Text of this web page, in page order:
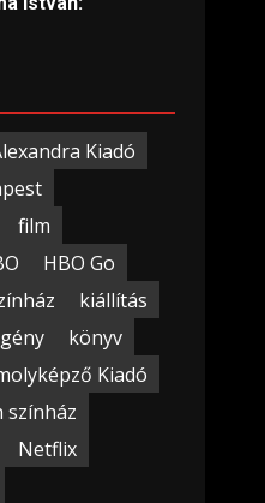
Kiadó
film
HBO Go
kiállítás
könyv
Kiadó
színház
Netflix